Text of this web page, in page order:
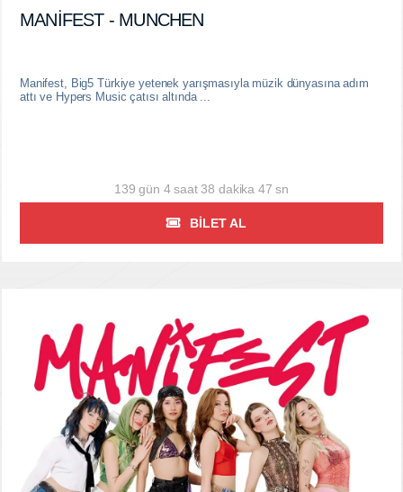
MANİFEST - MUNCHEN
Manifest, Big5 Türkiye yetenek yarışmasıyla müzik dünyasına adım
attı ve Hypers Music çatısı altında ...
139 gün 4 saat 38 dakika 46 sn
BILET AL